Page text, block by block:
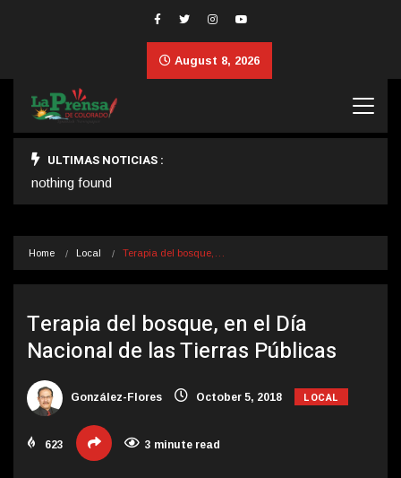
August 8, 2026
ULTIMAS NOTICIAS :
nothing found
Home Local Terapia del bosque,…
Terapia del bosque, en el Día
Nacional de las Tierras Públicas
González-Flores October 5, 2018 LOCAL
623 3 minute read